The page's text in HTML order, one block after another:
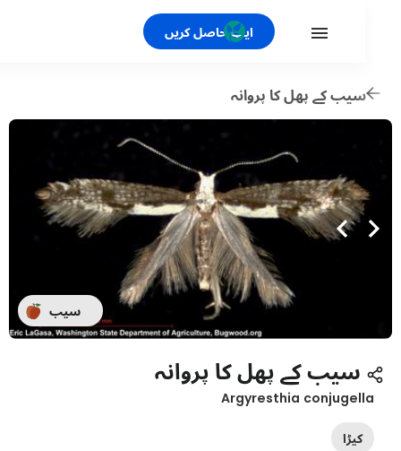
ایپ حاصل کریں
سیب کے پھل کا پروانہ
سیب
سیب کے پھل کا پروانہ
Argyresthia